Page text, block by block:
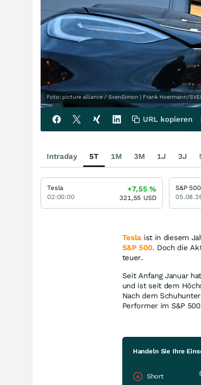
Foto: picture alliance / SvenSimon | Frank Hoermann/
Tesla ist in diesem
S&P 500. Doch die
teuer.
Seit Anfang Januar
und ist seit dem
Nach dem
Performer im S&P
Handeln Sie Ihre
Short
URL kopieren
Intraday 5T 1M 3M 1J 3J
Tesla
02:00:00
+7,55%
321,55 USD
S&P 500